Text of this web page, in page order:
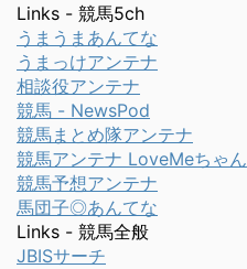
Links - 競馬5ch
うまうまあんてな
うまっけアンテナ
相談役アンテナ
競馬 - NewsPod
競馬まとめ隊アンテナ
競馬アンテナ LoveMeちゃん
競馬予想アンテナ
馬団子◎あんてな
Links - 競馬全般
JBISサーチ